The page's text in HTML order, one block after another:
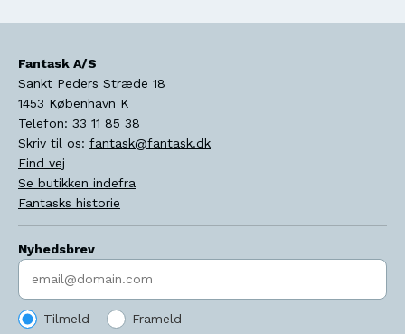
Fantask A/S
Sankt Peders Stræde 18
1453 København K
Telefon: 33 11 85 38
Skriv til os: fantask@fantask.dk
Find vej
Se butikken indefra
Fantasks historie
Nyhedsbrev
Indtast søgeord
Tilmeld Frameld